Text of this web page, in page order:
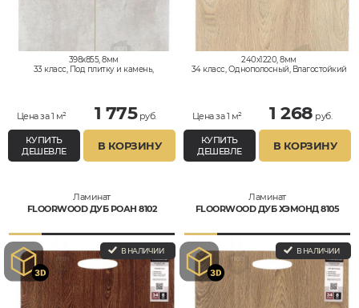
398x855, 8мм
33 класс, Под плитку и камень,
Цена за 1 м² 1 775руб.
КУПИТЬ
ДЕШЕВЛЕ
В КОРЗИНУ
240x1220, 8мм
34 класс, Однополосный, Влагостойкий
Цена за 1 м² 1 268 руб.
КУПИТЬ
ДЕШЕВЛЕ
В КОРЗИНУ
Ламинат
FLOORWOOD ДУБ РОАН 8102
В НАЛИЧИИ
Ламинат
FLOORWOOD ДУБ ХЭМОНД 8105
В НАЛИЧИИ